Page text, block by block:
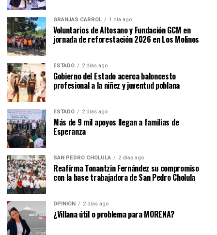
GRANJAS CARROL 1 día ago
Voluntarios de Altosano y Fundación GCM en
jornada de reforestación 2026 en Los Molinos
ESTADO 2 días ago
Gobierno del Estado acerca baloncesto
profesional a la niñez y juventud poblana
ESTADO 2 días ago
Más de 9 mil apoyos llegan a familias de
Esperanza
SAN PEDRO CHOLULA 2 días ago
Reafirma Tonantzin Fernández su compromiso
con la base trabajadora de San Pedro Cholula
OPINIÓN 2 días ago
¿Villana útil o problema para MORENA?